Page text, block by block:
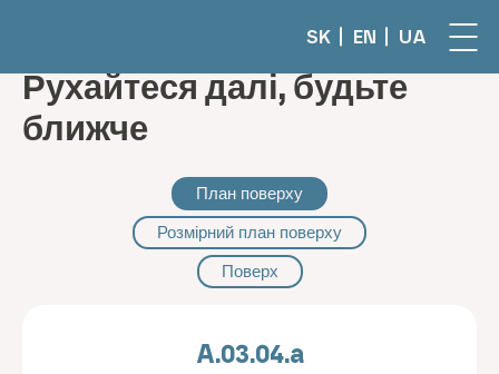
SK EN UA
Рухайтеся далі, будьте
ближче
План поверху
Розмірний план поверху
Поверх
A.03.04.a